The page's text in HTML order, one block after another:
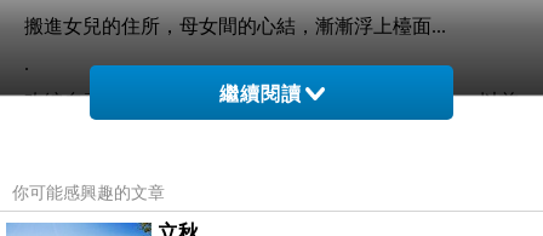
搬進女兒的住所，母女間的心結，漸漸浮上檯面...
.
改編自嘉莉費雪自傳小說的《來自邊緣的明信片》，以前
倒覺得電影變得溫和了許多，大概是看多了有毒關係的作
繼續閱讀
你可能感興趣的文章